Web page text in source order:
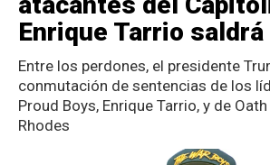
Enrique Tarrio
Entre los perdones, el presidente
conmutación de sentencias de los
Proud Boys, Enrique Tarrio, y de
Rhodes